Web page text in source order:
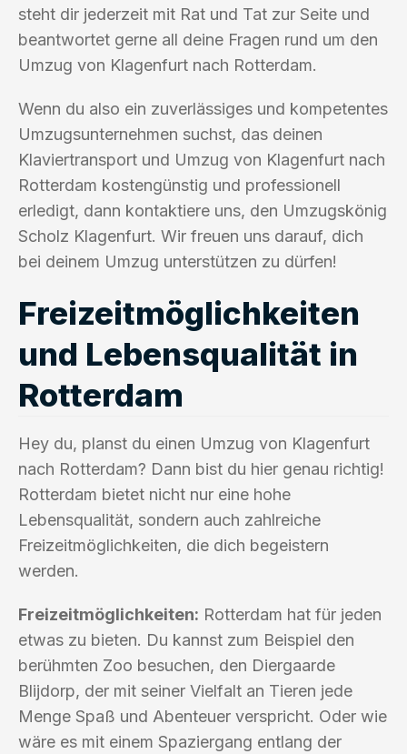
steht dir jederzeit mit Rat und Tat zur Seite und
beantwortet gerne all deine Fragen rund um den
Umzug von Klagenfurt nach Rotterdam.
Wenn du also ein zuverlässiges und kompetentes
Umzugsunternehmen suchst, das deinen
Klaviertransport und Umzug von Klagenfurt nach
Rotterdam kostengünstig und professionell
erledigt, dann kontaktiere uns, den Umzugskönig
Scholz Klagenfurt. Wir freuen uns darauf, dich
bei deinem Umzug unterstützen zu dürfen!
Freizeitmöglichkeiten
und Lebensqualität in
Rotterdam
Hey du, planst du einen Umzug von Klagenfurt
nach Rotterdam? Dann bist du hier genau richtig!
Rotterdam bietet nicht nur eine hohe
Lebensqualität, sondern auch zahlreiche
Freizeitmöglichkeiten, die dich begeistern
werden.
Freizeitmöglichkeiten: Rotterdam hat für jeden
etwas zu bieten. Du kannst zum Beispiel den
berühmten Zoo besuchen, den Diergaarde
Blijdorp, der mit seiner Vielfalt an Tieren jede
Menge Spaß und Abenteuer verspricht. Oder wie
wäre es mit einem Spaziergang entlang der